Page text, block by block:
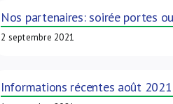
Nos partenaires: soirée portes
2 septembre 2021
Informations récentes août